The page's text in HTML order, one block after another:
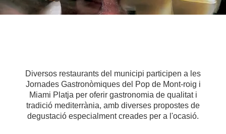
Diversos restaurants del municipi participen a les
Jornades Gastronòmiques del Pop de Mont-roig i
Miami Platja per oferir gastronomia de qualitat i
tradició mediterrània, amb diverses propostes de
degustació especialment creades per a l'ocasió.